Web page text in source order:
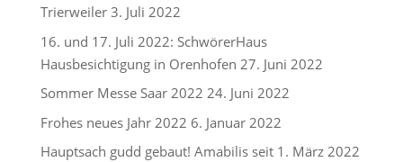
Trierweiler 3. Juli 2022
16. und 17. Juli 2022: SchwörerHaus
Hausbesichtigung in Orenhofen 27. Juni 2022
Sommer Messe Saar 2022 24. Juni 2022
Frohes neues Jahr 2022 6. Januar 2022
Hauptsach gudd gebaut! Amabilis seit 1. März 2022